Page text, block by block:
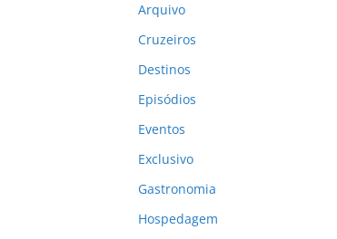
Arquivo
Cruzeiros
Destinos
Episódios
Eventos
Exclusivo
Gastronomia
Hospedagem